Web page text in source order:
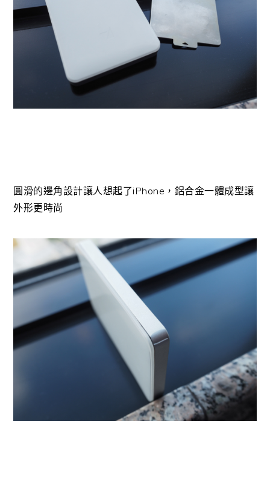
圓滑的邊角設計讓人想起了iPhone，鋁合金一體成型讓
外形更時尚